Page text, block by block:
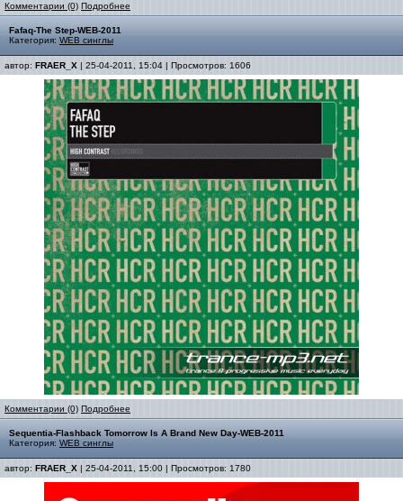
Комментарии (0) Подробнее
Fafaq-The Step-WEB-2011
Категория: WEB синглы
автор: FRAER_X | 25-04-2011, 15:04 | Просмотров: 1606
Комментарии (0) Подробнее
Sequentia-Flashback Tomorrow Is A Brand New Day-WEB-2011
Категория: WEB синглы
автор: FRAER_X | 25-04-2011, 15:00 | Просмотров: 1780